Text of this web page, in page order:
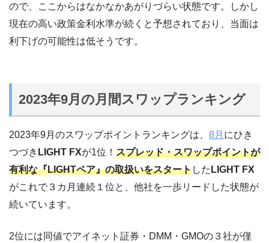
ので、ここからはなかなかあがりづらい状態です。しかし
現在の高い政策金利水準が続くと予想されており、当面は
利下げの可能性は低そうです。
2023年9月の月間スワップランキング
2023年9月のスワップポイントランキングは、 8月 にひき
つづき LIGHT FXが1位！ スプレッド・スワップポイントが
有利な『LIGHTペア』の取扱いをスタートした LIGHT FX
がこれで３カ月連続１位と、他社を一歩リードした状態が
続いています。
2位には同値でアイネット証券・DMM・GMOの３社が僅